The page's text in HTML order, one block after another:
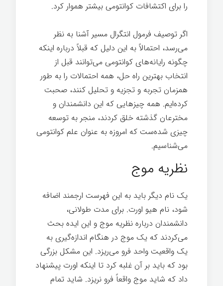
را برای اکتشافات کوانتومی بیشتر هموار کرد.
اگر توصیف فرمول انتگرال مسیر آشنا به نظر
می‌رسد، احتمالاً به این دلیل که قبلاً درباره اینکه
چگونه رایانه‌های کوانتومی می‌توانند قبل از
انتخاب بهترین راه حل، همه احتمالات را به طور
همزمان تجربه و تجزیه و تحلیل کنند، صحبت
کرده‌ایم. همه چیزهایی که این دانشمندان و
مخترعان گذشته خلق کردند، منجر به توسعه
چیزی شده‌ست که امروزه به عنوان علم کوانتومی
می‌شناسیم.
نظریه موج
یک نام دیگر باید به این فهرست ارجمند اضافه
شود، نام هیو اورت. برای مدت طولانی،
دانشمندان درباره نظریه موج و این ایده بحث
می‌کردند که یک موج در هنگام اندازه‌گیری به
یک واقعیت واحد فرو می‌ریزد. این مشکل بزرگی
بود که باید بر آن غلبه کرد تا اینکه اورت پیشنهاد
داد که شاید موج واقعاً فرو نریزد. شاید تمام